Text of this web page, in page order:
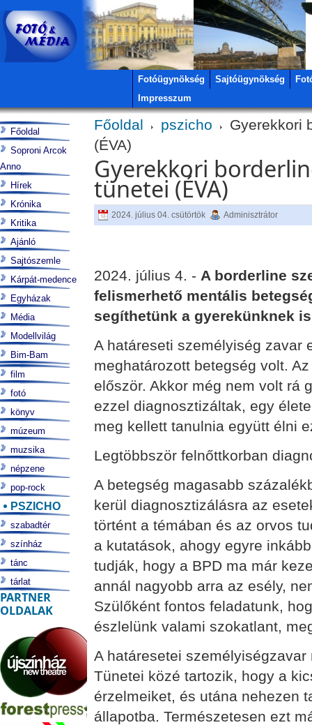
Fotóügynökség Sajtóügynökség
Impresszum
Főoldal pszicho
Gyerekkori
(ÉVA)
Gyerekkori
tünetei (ÉVA)
2024. július 04. csütörtök Adminisztrátor
2024. július 4. - A borderline
felismerhető mentális
segíthetünk a gyerekünknek
A határeseti személyiség zavar
meghatározott betegség volt.
először. Akkor még nem volt rá
ezzel diagnosztizáltak, egy
meg kellett tanulnia együtt élni
Legtöbbször felnőttkorban
A betegség magasabb
kerül diagnosztizálásra az
történt a témában és az orvos
a kutatások, ahogy egyre
tudják, hogy a BPD ma már
annál nagyobb arra az esély,
Szülőként fontos feladatunk,
észlelünk valami szokatlant,
A határesetei
Tünetei közé tartozik, hogy a
érzelmeiket, és utána nehezen
állapotba. Természetesen ezt
Főoldal
Soproni Arcok
Anno
Hírek
Krónika
Kritika
Ajánló
Sajtószemle
Kárpát-medence
Egyházak
Média
Modellvilág
Bim-Bam
film
fotó
könyv
múzeum
muzsika
népzene
pop-rock
PSZICHO
szabadtér
színház
tánc
tárlat
PARTNER
OLDALAK